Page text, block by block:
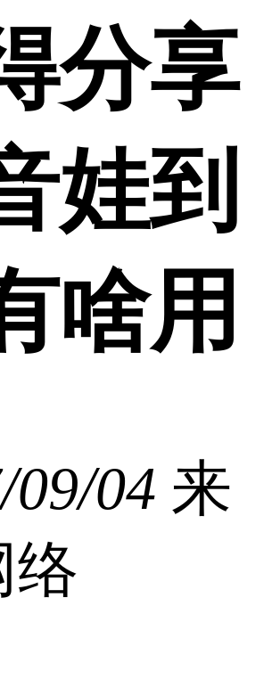
分享
娃到
啥用
09/04 来
络